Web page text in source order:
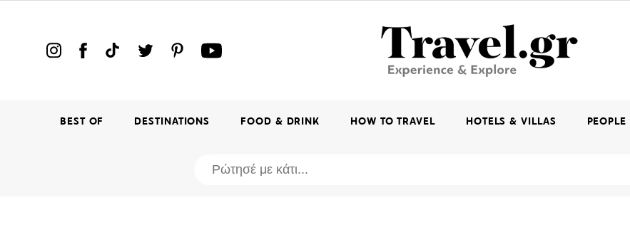
BEST OF DESTINATIONS FOOD & DRINK HOW TO TRAVEL HOTELS & VILLAS PEOPLE